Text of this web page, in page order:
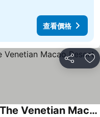
查看價格
分享 放
澳門威尼斯人-度假村-酒店 (The Venetian Macao Resort Hotel)